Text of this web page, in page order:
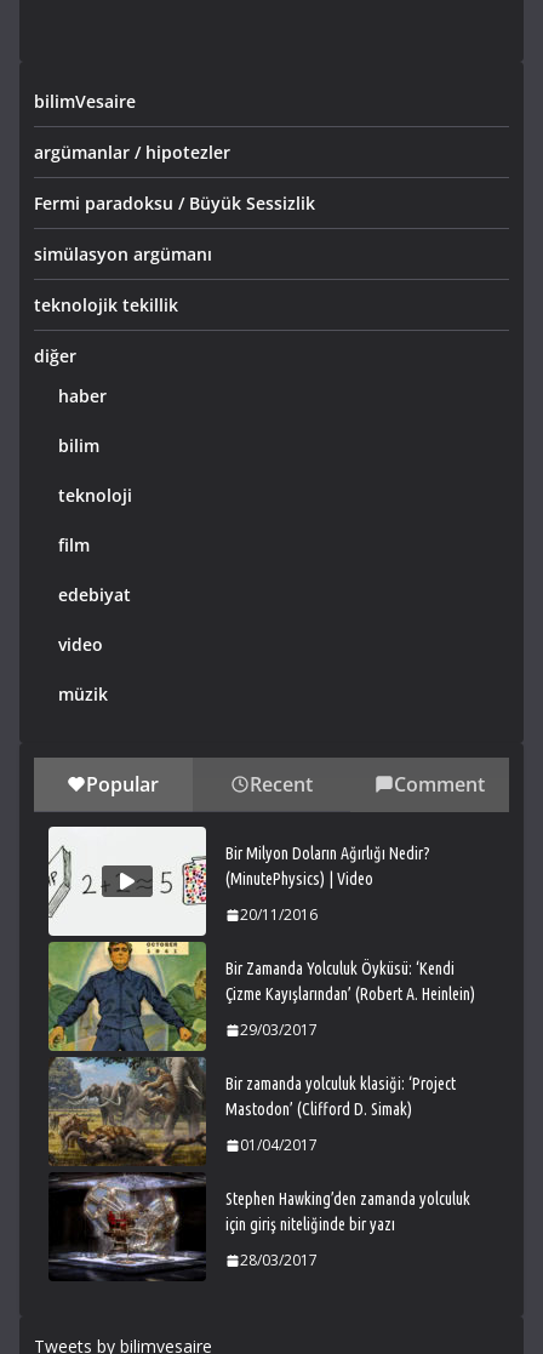
bilimVesaire
argümanlar / hipotezler
Fermi paradoksu / Büyük Sessizlik
simülasyon argümanı
teknolojik tekillik
diğer
haber
bilim
teknoloji
film
edebiyat
video
müzik
Popular Recent Comment
Bir Milyon Doların Ağırlığı Nedir?
(MinutePhysics) | Video
20/11/2016
Bir Zamanda Yolculuk Öyküsü: ‘Kendi
Çizme Kayışlarından’ (Robert A. Heinlein)
29/03/2017
Bir zamanda yolculuk klasiği: ‘Project
Mastodon’ (Clifford D. Simak)
01/04/2017
Stephen Hawking’den zamanda yolculuk
için giriş niteliğinde bir yazı
28/03/2017
Tweets by bilimvesaire